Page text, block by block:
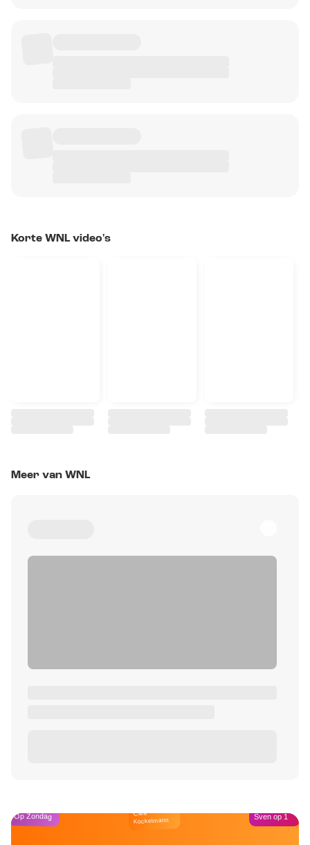
Korte WNL video's
Meer van WNL
Op Zondag Café
Kockelmann Sven op 1